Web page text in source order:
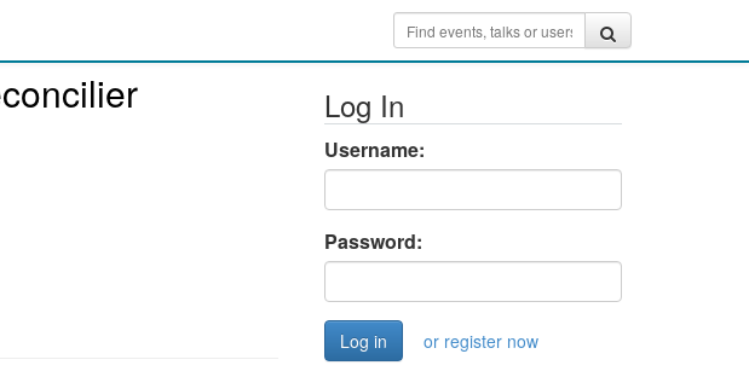
Log In
Username:
Password:
or register now